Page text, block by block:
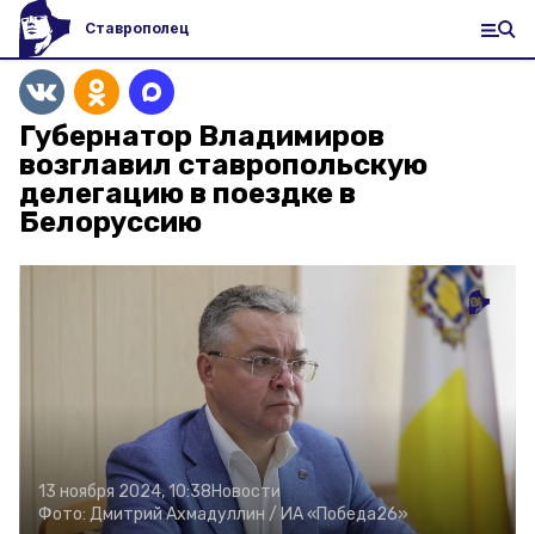
Ставрополец
Губернатор Владимиров
возглавил ставропольскую
делегацию в поездке в
Белоруссию
13 ноября 2024, 10:38Новости
Фото: Дмитрий Ахмадуллин / ИА «Победа26»